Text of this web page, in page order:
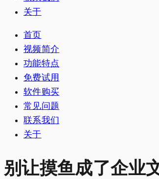
关于
首页
视频简介
功能特点
免费试用
软件购买
常见问题
联系我们
关于
别让摸鱼成了企业